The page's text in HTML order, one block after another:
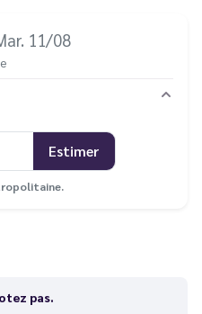
11/08
Estimer
pas.